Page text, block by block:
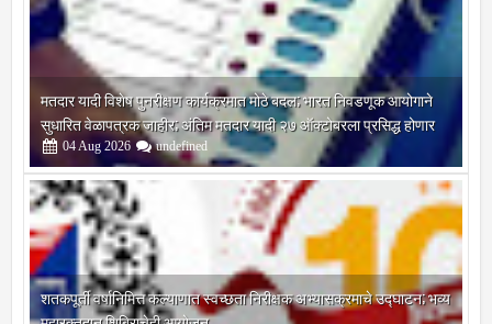
मतदार यादी विशेष पुनरीक्षण कार्यक्रमात मोठे बदल; भारत निवडणूक आयोगाने
सुधारित वेळापत्रक जाहीर; अंतिम मतदार यादी २७ ऑक्टोबरला प्रसिद्ध होणार
04Aug 2026 undefined
शतकपूर्ती वर्षानिमित्त कल्याणात स्वच्छता निरीक्षक अभ्यासक्रमाचे उद्घाटन; भव्य
महारक्तदान शिबिराचेही आयोजन